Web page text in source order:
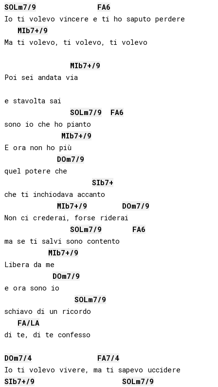
SOLm7/9 FA6
Io ti volevo vincere e ti ho saputo perdere
MIb7+/9
Ma ti volevo, ti volevo, ti volevo
MIb7+/9
Poi sei andata via
e stavolta sai
SOLm7/9 FA6
sono io che ho pianto
MIb7+/9
E ora non ho più
DOm7/9
quel potere che
SIb7+
che ti inchiodava accanto
MIb7+/9 DOm7/9
Non ci crederai, forse riderai
SOLm7/9 FA6
ma se ti salvi sono contento
MIb7+/9
Libera da me
DOm7/9
e ora sono io
SOLm7/9
schiavo di un ricordo
FA/LA
di te, di te confesso
DOm7/4 FA7/4
SIb7+/9 SOLm7/9